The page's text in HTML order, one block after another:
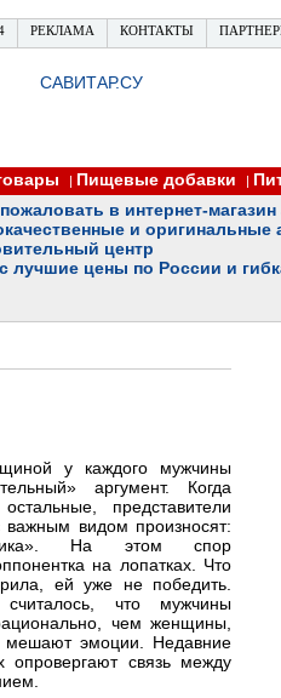
РЕКЛАМА КОНТАКТЫ
САВИТАР.СУ
| Пищевые добавки |
в интернет-
и оригинальные
центр
лучшие цены по России и
у каждого мужчины
аргумент. Когда
представители
важным видом произносят:
На этом спор
на лопатках. Что
ей уже не победить.
что мужчины
чем женщины,
мешают эмоции. Недавние
опровергают связь между